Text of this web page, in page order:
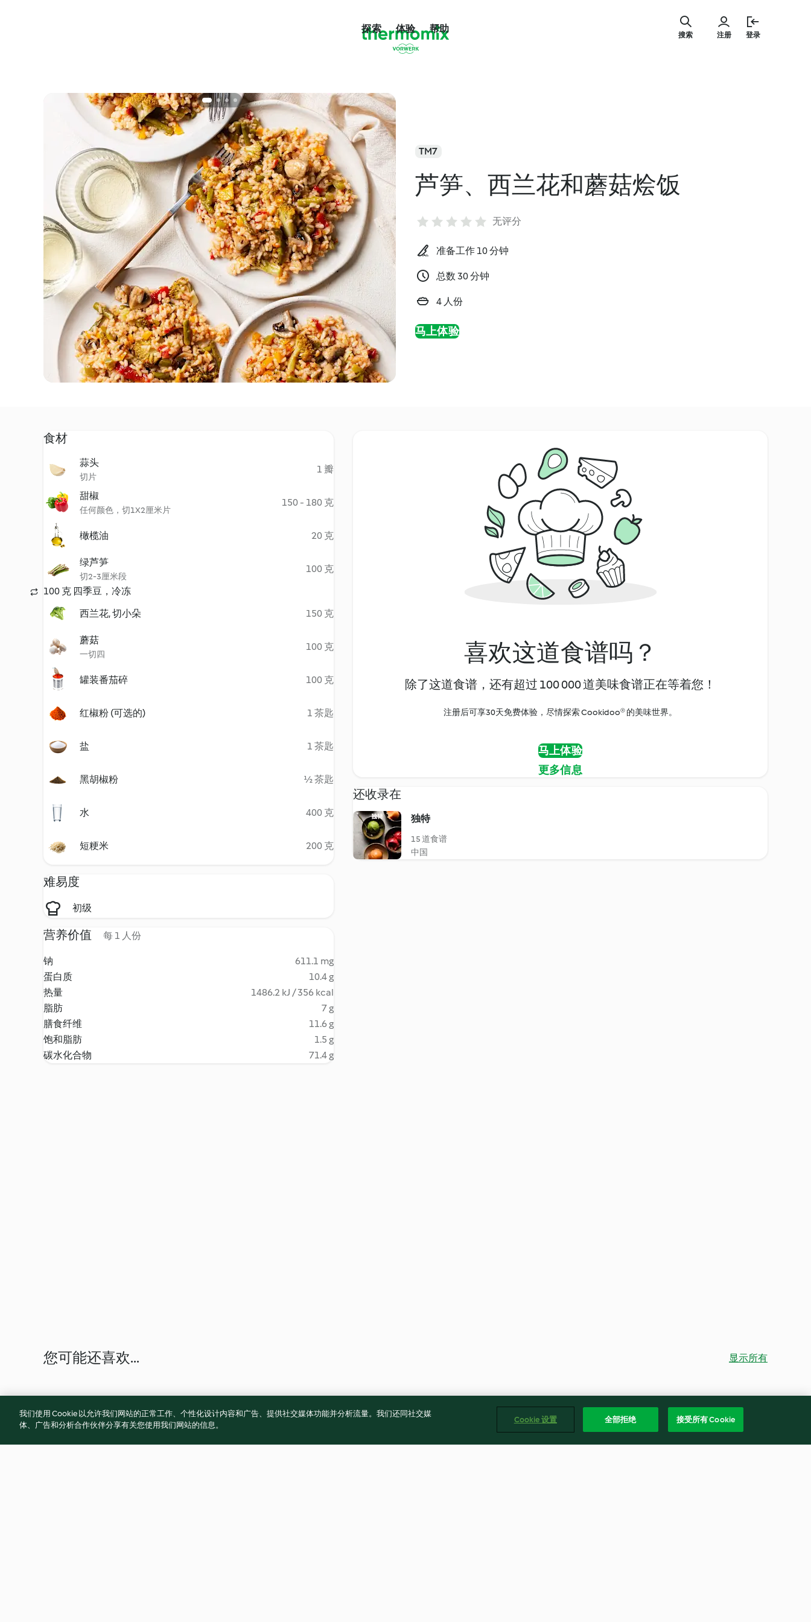
探索 体验 帮助
注册 登录
搜索
TM7
芦笋、西兰花和蘑菇烩饭
无评分
准备工作 10 分钟
总数 30 分钟
4 人份
马上体验
食材
蒜头
切片
1 瓣
甜椒
任何颜色，切1X2厘米片
150 - 180 克
橄榄油 20 克
绿芦笋
切2-3厘米段
100 克
100 克 四季豆，冷冻
西兰花, 切小朵
150 克
蘑菇
一切四
100 克
罐装番茄碎 100 克
红椒粉 (可选的) 1 茶匙
盐 1 茶匙
黑胡椒粉 ½ 茶匙
水 400 克
短粳米 200 克
难易度
初级
营养价值 每 1 人份
钠
611.1 mg
蛋白质
10.4 g
热量
1486.2 kJ / 356 kcal
脂肪
7 g
膳食纤维
11.6 g
饱和脂肪
1.5 g
碳水化合物
71.4 g
喜欢这道食谱吗？
除了这道食谱，还有超过 100 000 道美味食谱正在等着您！
注册后可享30天免费体验，尽情探索 Cookidoo® 的美味世界。
马上体验
更多信息
还收录在
独特
15 道食谱
中国
您可能还喜欢... 显示所有
我们使用 Cookie 以允许我们网站的正常工作、个性化设计内容和广告、提供社交媒体功能并分析流量。我们还同社交媒
体、广告和分析合作伙伴分享有关您使用我们网站的信息。
Cookie 设置 全部拒绝 接受所有 Cookie